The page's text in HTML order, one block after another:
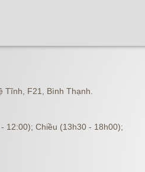
Tĩnh, F21, Bình Thạnh.
12:00); Chiều (13h30 - 18h00);